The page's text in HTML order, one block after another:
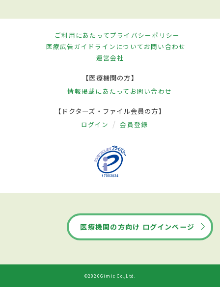
ご利用にあたってプライバシーポリシー
医療広告ガイドラインについてお問い合わせ
運営会社
【医療機関の方】
情報掲載にあたって お問い合わせ
【ドクターズ・ファイル会員の方】
ログイン 会員登録
医療機関の方向け ログインページ
©2026Gimic Co.,Ltd.